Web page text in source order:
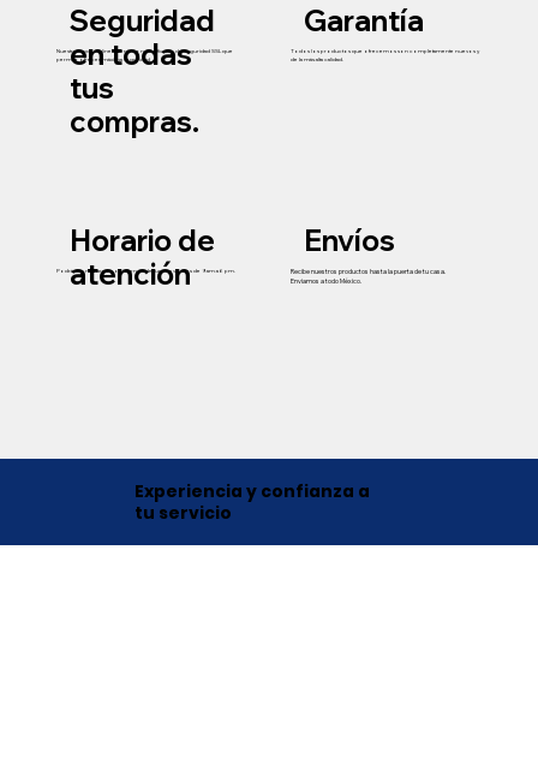
Seguridad
en todas
tus
compras.
Nuestra tienda online cuenta con certificado de seguridad SSL que
permite ofrecer máxima seguridad
Garantía
Todos los productos que ofrecemos son completamente nuevos y
de la más alta calidad.
Horario de
atención
Podrás contactarnos o visitarnos de lunes a viernes de 9 am a 6 pm.
Envíos
Recibe nuestros productos hasta la puerta de tu casa.
Enviamos a todo México.
Experiencia y confianza a
tu servicio